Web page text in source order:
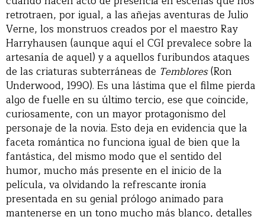
retrotraen, por igual, a las añejas aventuras de Julio
Verne, los monstruos creados por el maestro Ray
Harryhausen (aunque aquí el CGI prevalece sobre la
artesanía de aquel) y a aquellos furibundos ataques
de las criaturas subterráneas de Temblores(Ron
Underwood, 1990). Es una lástima que el filme pierda
algo de fuelle en su último tercio, ese que coincide,
curiosamente, con un mayor protagonismo del
personaje de la novia. Esto deja en evidencia que la
faceta romántica no funciona igual de bien que la
fantástica, del mismo modo que el sentido del
humor, mucho más presente en el inicio de la
película, va olvidando la refrescante ironía
presentada en su genial prólogo animado para
mantenerse en un tono mucho más blanco, detalles